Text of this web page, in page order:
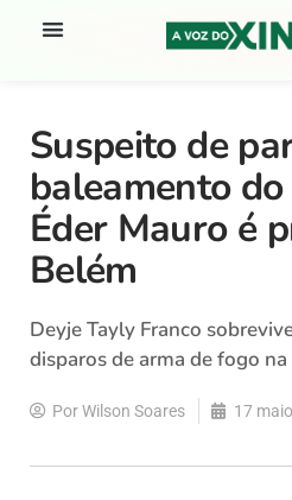
Suspeito de
baleamento
Éder Mauro é
Belém
Deyje Tayly Franco
disparos de arma de fogo
PorWilson Soares 17